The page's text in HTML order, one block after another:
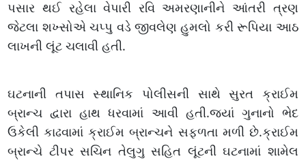
પસાર થઈ રહેલા વેપારી રવિ અમરણાનીને આંતરી ત્રણ
જેટલા શખ્સોએ ચપ્પુ વડે જીવલેણ હુમલો કરી રૂપિયા આઠ
લાખની લૂંટ ચલાવી હતી.
ઘટનાની તપાસ સ્થાનિક પોલીસની સાથે સુરત ક્રાઈમ
બ્રાન્ચ દ્વારા હાથ ધરવામાં આવી હતી.જ્યાં ગુનાનો ભેદ
ઉકેલી કાઢવામાં ક્રાઈમ બ્રાન્ચને સફળતા મળી છે.ક્રાઈમ
બ્રાન્ચે ટીપર સચિન તેલુગુ સહિત લૂંટની ઘટનામાં શામેલ